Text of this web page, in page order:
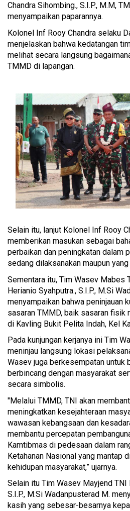
Chandra Sihombing., S.I.P., M.M,
menyampaikan paparannya.
Kolonel Inf Rooy Chandra selaku
menjelaskan bahwa kedatangan
melihat secara langsung
TMMD di lapangan.
Selain itu, lanjut Kolonel Inf Rooy
memberikan masukan sebagai
perbaikan dan peningkatan dalam
sedang dilaksanakan maupun yang
Sementara itu, Tim Wasev Mabes
Herianio Syahputra., S.I.P., M.Si
menyampaikan bahwa peninjauan
sasaran TMMD, baik sasaran fisik
di Kavling Bukit Pelita Indah, Kel
Pada kunjungan kerjanya ini Tim
meninjau langsung lokasi
Wasev juga berkesempatan untuk
berbincang dengan masyarakat
secara simbolis.
"Melalui TMMD, TNI akan
meningkatkan kesejahteraan
wawasan kebangsaan dan
membantu percepatan
Kamtibmas di pedesaan dalam
Ketahanan Nasional yang mantap
kehidupan masyarakat,” ujarnya.
Selain itu Tim Wasev Mayjend TNI
S.I.P., M.Si Wadanpusterad M.
kasih yang sebesar-besarnya